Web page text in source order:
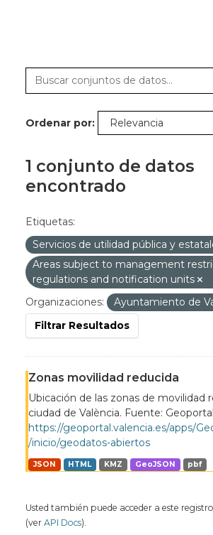
Ordenar por
1 conjunto de datos
encontrado
Etiquetas:
Servicios de utilidad pública y
Areas subject to management
regulations and notification units
Organizaciones:
Ayuntamiento de
Filtrar Resultados
Zonas movilidad reducida
Ubicación de las zonas de movilidad
ciudad de València. Fuente: Geoportal
https://geoportal.valencia.es/apps/
/inicio/geodatos-abiertos
JSON HTML KMZ GeoJSON pbf
Usted también puede acceder a este
(ver API Docs).